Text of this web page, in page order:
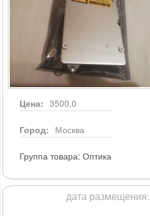
Цена: 3500,0
Город: Москва
Группа товара: Оптика
дата